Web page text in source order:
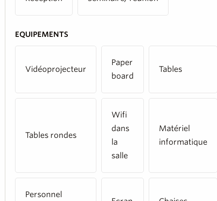
EQUIPEMENTS
Vidéoprojecteur
Paper
board
Tables
Tables rondes
Wifi
dans
la
salle
Matériel
informatique
Personnel